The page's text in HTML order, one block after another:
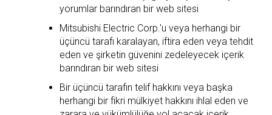
yorumlar barındıran bir web sitesi
Mitsubishi Electric Corp.'u veya herhangi bir
üçüncü tarafı karalayan, iftira eden veya tehdit
eden ve şirketin güvenini zedeleyecek içerik
barındıran bir web sitesi
Bir üçüncü tarafın telif hakkını veya başka
herhangi bir fikri mülkiyet hakkını ihlal eden ve